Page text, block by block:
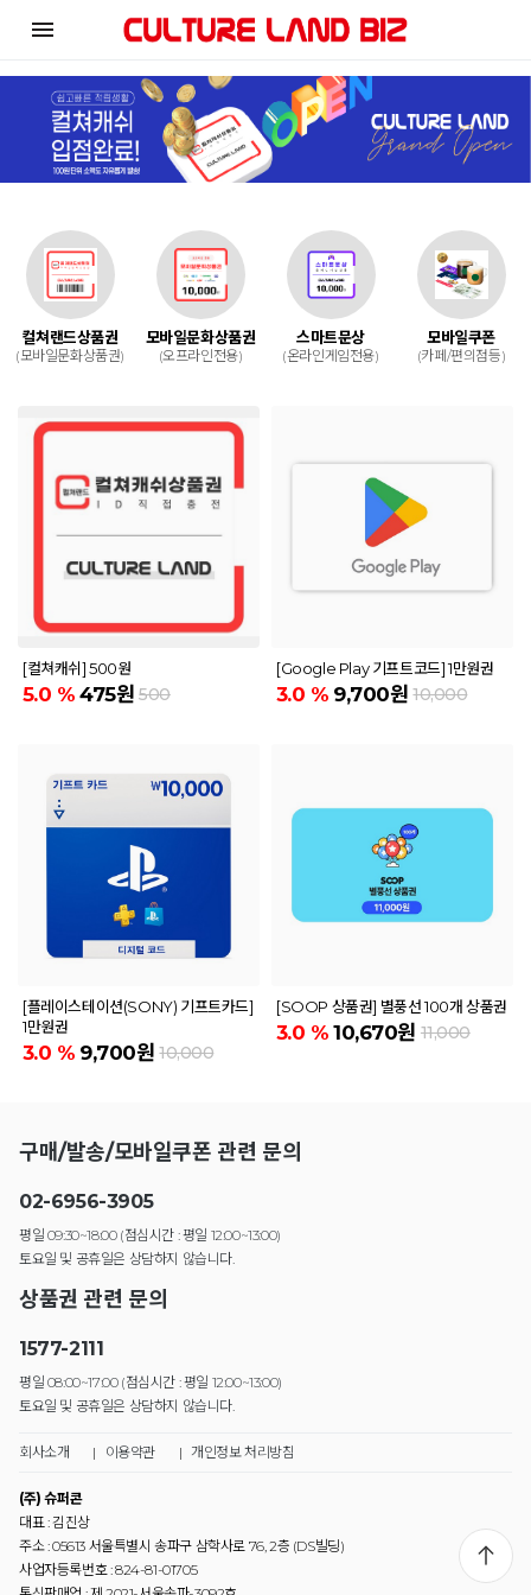
menu
컬쳐랜드상품권
(모바일문화상품권)
모바일문화상품권
(오프라인전용)
스마트문상
(온라인게임전용)
모바일쿠폰
(카페/편의점등)
[컬쳐캐쉬] 500원
5.0 % 475원 500
[Google Play 기프트코드] 1만원권
3.0 % 9,700원 10,000
[플레이스테이션(SONY) 기프트카드]
1만원권
3.0 % 9,700원 10,000
[SOOP 상품권] 별풍선 100개 상품권
3.0 % 10,670원 11,000
구매/발송/모바일쿠폰 관련 문의
02-6956-3905
평일 09:30~18:00 (점심시간 : 평일 12:00~13:00)
토요일 및 공휴일은 상담하지 않습니다.
상품권 관련 문의
1577-2111
평일 08:00~17:00 (점심시간 : 평일 12:00~13:00)
토요일 및 공휴일은 상담하지 않습니다.
회사소개 | 이용약관 | 개인정보 처리방침
(주) 슈퍼콘
대표 : 김진상
주소 : 05613 서울특별시 송파구 삼학사로 76, 2층 (DS빌딩)
사업자등록번호 : 824-81-01705